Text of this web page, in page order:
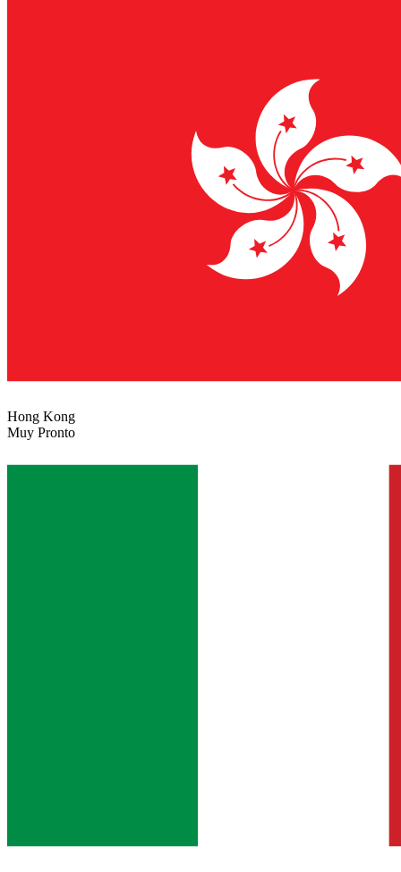
Hong Kong
Muy Pronto